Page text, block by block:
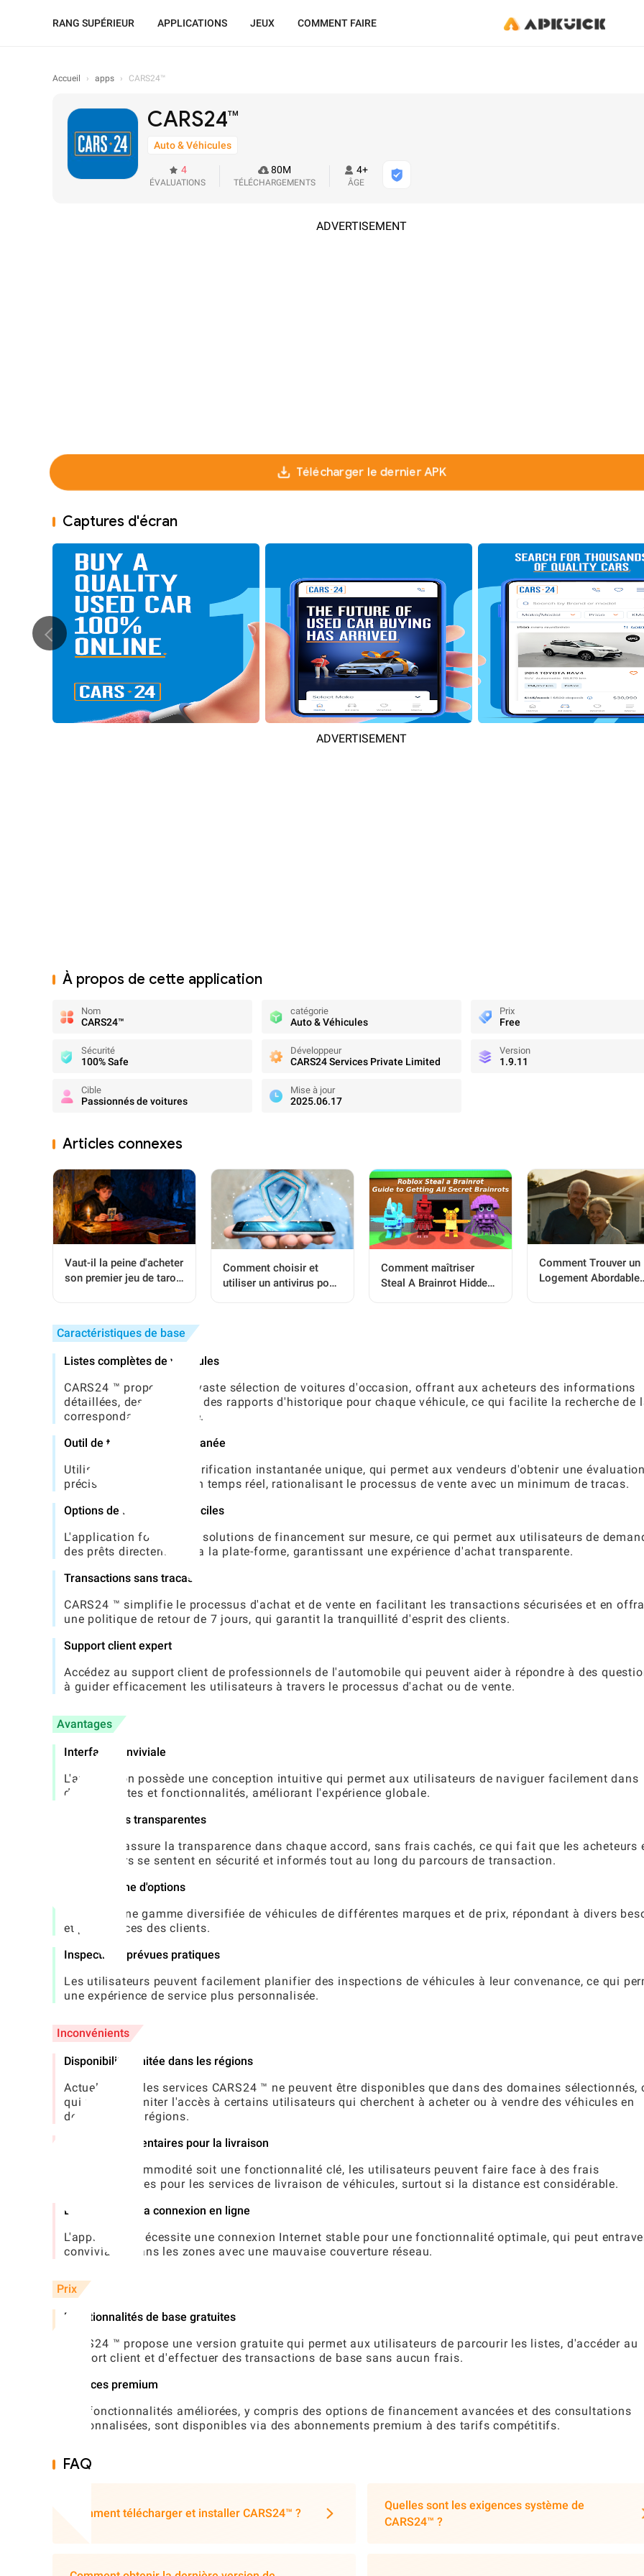
RANG SUPÉRIEUR APPLICATIONS JEUX COMMENT FAIRE
Accueil › apps › CARS24™
CARS24™
Auto & Véhicules
4
ÉVALUATIONS
80M
TÉLÉCHARGEMENTS
4+
ÂGE
ADVERTISEMENT
Télécharger le dernier APK
Captures d'écran
ADVERTISEMENT
À propos de cette application
Nom
CARS24™
catégorie
Auto & Véhicules
Prix
Free
Sécurité
100% Safe
Développeur
CARS24 Services Private Limited
Version
1.9.11
Cible
Passionnés de voitures
Mise à jour
2025.06.17
Articles connexes
Vaut-il la peine d'acheter
son premier jeu de tarot
Comment choisir et
utiliser un antivirus pour
Comment maîtriser
Steal A Brainrot Hidden
Comment Trouver un
Logement Abordable
Caractéristiques de base
Listes complètes de véhicules
CARS24 ™ propose une vaste sélection de voitures d'occasion, offrant aux acheteurs des informations
détaillées, des photos et des rapports d'historique pour chaque véhicule, ce qui facilite la recherche de
correspondance parfaite.
Outil de tarification instantanée
Utilisez la fonction de tarification instantanée unique, qui permet aux vendeurs d'obtenir une évaluation
précise de leur voiture en temps réel, rationalisant le processus de vente avec un minimum de tracas.
Options de financement faciles
L'application fournit des solutions de financement sur mesure, ce qui permet aux utilisateurs de
des prêts directement via la plate-forme, garantissant une expérience d'achat transparente.
Transactions sans tracas
CARS24 ™ simplifie le processus d'achat et de vente en facilitant les transactions sécurisées et en
une politique de retour de 7 jours, qui garantit la tranquillité d'esprit des clients.
Support client expert
Accédez au support client de professionnels de l'automobile qui peuvent aider à répondre à des
à guider efficacement les utilisateurs à travers le processus d'achat ou de vente.
Avantages
Interface conviviale
L'application possède une conception intuitive qui permet aux utilisateurs de naviguer facilement dans
diverses listes et fonctionnalités, améliorant l'expérience globale.
Transactions transparentes
CARS24 ™ assure la transparence dans chaque accord, sans frais cachés, ce qui fait que les acheteurs
les vendeurs se sentent en sécurité et informés tout au long du parcours de transaction.
Large gamme d'options
L'accès à une gamme diversifiée de véhicules de différentes marques et de prix, répondant à divers
et préférences des clients.
Inspections prévues pratiques
Les utilisateurs peuvent facilement planifier des inspections de véhicules à leur convenance, ce qui
une expérience de service plus personnalisée.
Inconvénients
Disponibilité limitée dans les régions
Actuellement, les services CARS24 ™ ne peuvent être disponibles que dans des domaines sélectionnés,
qui pourrait limiter l'accès à certains utilisateurs qui cherchent à acheter ou à vendre des véhicules en
dehors de ces régions.
Coûts supplémentaires pour la livraison
Bien que la commodité soit une fonctionnalité clé, les utilisateurs peuvent faire face à des frais
supplémentaires pour les services de livraison de véhicules, surtout si la distance est considérable.
Dépendance à la connexion en ligne
L'application nécessite une connexion Internet stable pour une fonctionnalité optimale, qui peut
convivialité dans les zones avec une mauvaise couverture réseau.
Prix
Fonctionnalités de base gratuites
CARS24 ™ propose une version gratuite qui permet aux utilisateurs de parcourir les listes, d'accéder au
support client et d'effectuer des transactions de base sans aucun frais.
Services premium
Des fonctionnalités améliorées, y compris des options de financement avancées et des consultations
personnalisées, sont disponibles via des abonnements premium à des tarifs compétitifs.
FAQ
Comment télécharger et installer CARS24™ ?
Quelles sont les exigences système de
CARS24™ ?